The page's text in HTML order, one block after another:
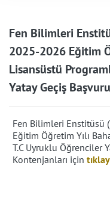
Fen Bilimleri
2025-2026 Eğitim
Lisansüstü
Yatay Geçiş
Fen Bilimleri Enstitüsü
Eğitim Öğretim Yılı
T.C Uyruklu Öğrenciler
Kontenjanları için